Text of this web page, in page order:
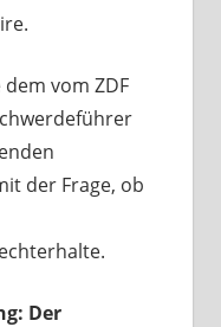
vom ZDF
der Frage, ob
Der